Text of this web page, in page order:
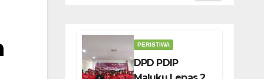
PERISTIWA
DPD PDIP